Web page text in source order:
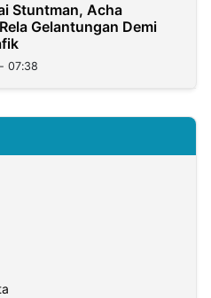
Stuntman, Acha
Gelantungan Demi
07:38